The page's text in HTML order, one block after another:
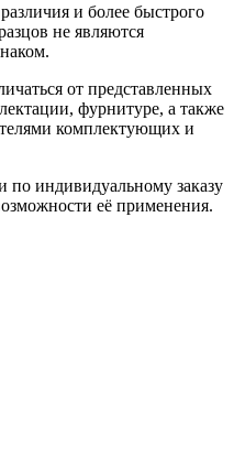
и более быстрого
не являются
от представленных
фурнитуре, а также
комплектующих и
индивидуальному заказу
её применения.